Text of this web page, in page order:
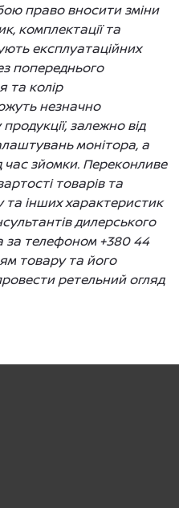
право вносити зміни
комплектації та
експлуатаційних
попереднього
та колір
незначно
залежно від
монітора, а
час зйомки. Переконливе
товарів та
та інших характеристик
дилерського
за телефоном +380 44
товару та його
ретельний огляд